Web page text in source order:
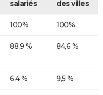
salariés
des villes
100% 100%
88,9 % 84,6 %
6,4 % 9,5 %